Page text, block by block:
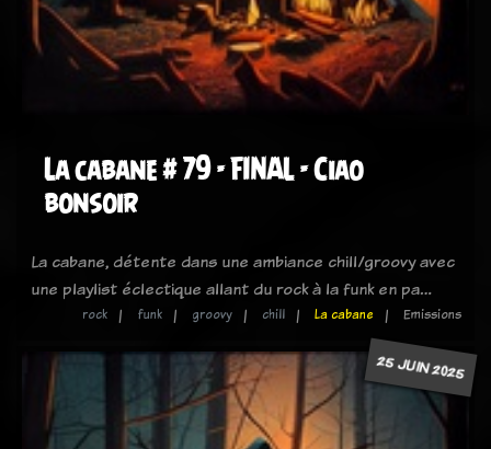
La cabane # 79 - FINAL - Ciao
bonsoir
La cabane, détente dans une ambiance chill/groovy avec
une playlist éclectique allant du rock à la funk en pa…
rock funk groovy chill La cabane Emissions
25 JUIN 2025